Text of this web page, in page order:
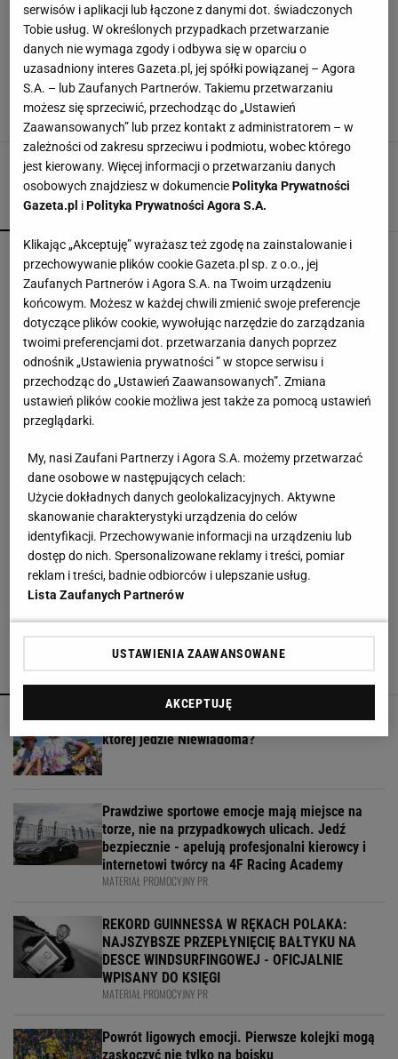
BILLY MONGER
Billy Monger wrócił do ścigania rok po tym, jak
stracił obie nogi
Michał Owczarek,2 KWIETNIA 2018, 12:11
POPULARNE NAJNOWSZE
Świątek odwróciła losy meczu z Kostiuk! 6:2 na
koniec
Świątek wróciła z dalekiej podróży! Po
przegranym secie z Kostiuk potem nie dała
rywalce szans
SUBSKRYPCJA
Pierwszy etap GAT zakończony. To strategiczna
Tak wygląda ranking WTA po meczu Świątek -
Kostiuk
Fatalne wieści dla klubu Lewandowskiego
POLECAMY WIĘCEJ TEMATÓW
Gdzie obejrzeć ostatni etap Tour de France? O
której jedzie Niewiadoma?
Prawdziwe sportowe emocje mają miejsce na
torze, nie na przypadkowych ulicach. Jedź
bezpiecznie - apelują profesjonalni kierowcy i
internetowi twórcy na 4F Racing Academy
MATERIAŁ PROMOCYJNY PR
REKORD GUINNESSA W RĘKACH POLAKA:
NAJSZYBSZE PRZEPŁYNIĘCIĘ BAŁTYKU NA
DESCE WINDSURFINGOWEJ - OFICJALNIE
WPISANY DO KSIĘGI
MATERIAŁ PROMOCYJNY PR
Powrót ligowych emocji. Pierwsze kolejki mogą
zaskoczyć nie tylko na boisku
serwisów i aplikacji lub łączone z danymi dot. świadczonych
Tobie usług. W określonych przypadkach przetwarzanie
danych nie wymaga zgody i odbywa się w oparciu o
uzasadniony interes Gazeta.pl, jej spółki powiązanej – Agora
S.A. – lub Zaufanych Partnerów. Takiemu przetwarzaniu
możesz się sprzeciwić, przechodząc do „Ustawień
Zaawansowanych” lub przez kontakt z administratorem – w
zależności od zakresu sprzeciwu i podmiotu, wobec którego
jest kierowany. Więcej informacji o przetwarzaniu danych
osobowych znajdziesz w dokumenciePolityka Prywatności
Gazeta.pl iPolityka Prywatności Agora S.A.
Klikając „Akceptuję” wyrażasz też zgodę na zainstalowanie i
przechowywanie plików cookie Gazeta.pl sp. z o.o., jej
Zaufanych Partnerów i Agora S.A. na Twoim urządzeniu
końcowym. Możesz w każdej chwili zmienić swoje preferencje
dotyczące plików cookie, wywołując narzędzie do zarządzania
twoimi preferencjami dot. przetwarzania danych poprzez
odnośnik „Ustawienia prywatności ” w stopce serwisu i
przechodząc do „Ustawień Zaawansowanych”. Zmiana
ustawień plików cookie możliwa jest także za pomocą ustawień
przeglądarki.
My, nasi Zaufani Partnerzy i Agora S.A. możemy przetwarzać
dane osobowe w następujących celach:
Użycie dokładnych danych geolokalizacyjnych. Aktywne
skanowanie charakterystyki urządzenia do celów
identyfikacji. Przechowywanie informacji na urządzeniu lub
dostęp do nich. Spersonalizowane reklamy i treści, pomiar
reklam i treści, badnie odbiorców i ulepszanie usług.
Lista Zaufanych Partnerów
USTAWIENIA ZAAWANSOWANE
AKCEPTUJĘ